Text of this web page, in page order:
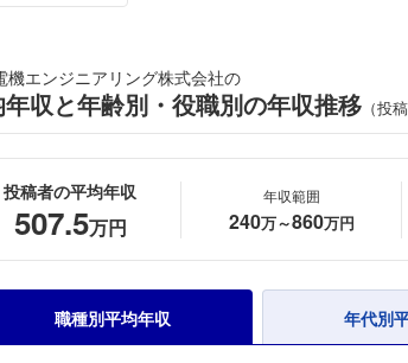
機エンジニアリング株式会社の
収と年齢別・役職別の年収推移 （投
投稿者の平均年収
507.5万円
年収範囲
240万～860万円
職種別平均年収 年代別